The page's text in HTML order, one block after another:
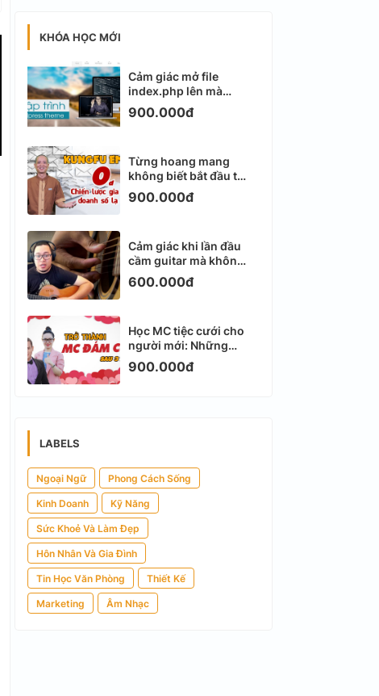
KHÓA HỌC MỚI
Cảm giác mở file
index.php lên mà
không biết viết gì tiếp
theo
900.000đ
Từng hoang mang
không biết bắt đầu từ
đâu với Email
Marketing
900.000đ
Cảm giác khi lần đầu
cầm guitar mà không
biết bắt đầu từ đâu
600.000đ
Học MC tiệc cưới cho
người mới: Những
ngày đầu thực sự khá
ngợp
900.000đ
LABELS
Ngoại Ngữ Phong Cách Sống
Kinh Doanh Kỹ Năng
Sức Khoẻ Và Làm Đẹp
Hôn Nhân Và Gia Đình
Tin Học Văn Phòng Thiết Kế
Marketing Âm Nhạc